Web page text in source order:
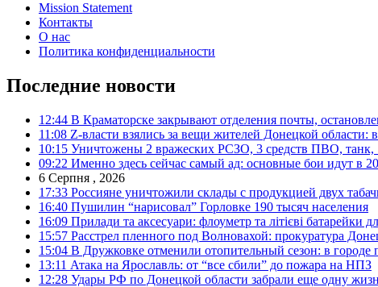
Mission Statement
Контакты
О нас
Политика конфиденциальности
Последние новости
12:44 В Краматорске закрывают отделения почты,
11:08 Z-власти взялись за вещи жителей Донецкой
10:15 Уничтожены 2 вражеских РСЗО, 3 средств ПВО, танк,
09:22 Именно здесь сейчас самый ад: основные бои идут в
6 Серпня , 2026
17:33 Россияне уничтожили склады с продукцией двух
16:40 Пушилин “нарисовал” Горловке 190 тысяч населения
16:09 Прилади та аксесуари: флоуметр та літієві батарейки
15:57 Расстрел пленного под Волновахой: прокуратура
15:04 В Дружковке отменили отопительный сезон: в городе
13:11 Атака на Ярославль: от “все сбили” до пожара на НПЗ
12:28 Удары РФ по Донецкой области забрали еще одну